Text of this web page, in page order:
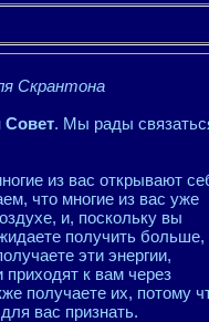
Скрантона
Совет. Мы рады
из вас открывают
что многие из вас уже
и, поскольку вы
получить больше,
эти энергии,
к вам через
получаете их, потому
вас признать.